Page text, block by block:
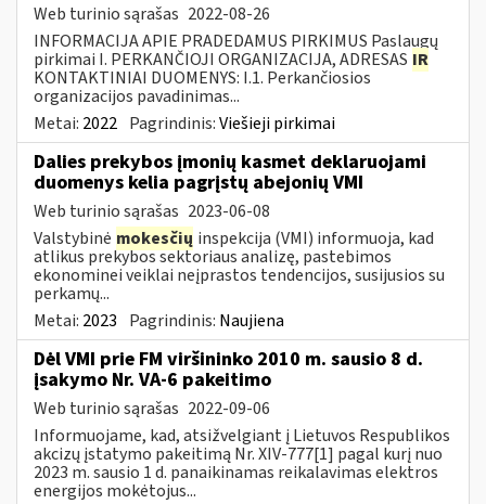
Web turinio sąrašas 2022-08-26
INFORMACIJA APIE PRADEDAMUS PIRKIMUS Paslaugų
pirkimai I. PERKANČIOJI ORGANIZACIJA, ADRESAS IR
KONTAKTINIAI DUOMENYS: I.1. Perkančiosios
organizacijos pavadinimas...
Metai: 2022 Pagrindinis:Viešieji pirkimai
Dalies prekybos įmonių kasmet deklaruojami
duomenys kelia pagrįstų abejonių VMI
Web turinio sąrašas 2023-06-08
Valstybinė mokesčių inspekcija (VMI) informuoja, kad
atlikus prekybos sektoriaus analizę, pastebimos
ekonominei veiklai neįprastos tendencijos, susijusios su
perkamų...
Metai: 2023 Pagrindinis: Naujiena
Dėl VMI prie FM viršininko 2010 m. sausio 8 d.
įsakymo Nr. VA-6 pakeitimo
Web turinio sąrašas 2022-09-06
Informuojame, kad, atsižvelgiant į Lietuvos Respublikos
akcizų įstatymo pakeitimą Nr. XIV-777[1] pagal kurį nuo
2023 m. sausio 1 d. panaikinamas reikalavimas elektros
energijos mokėtojus...